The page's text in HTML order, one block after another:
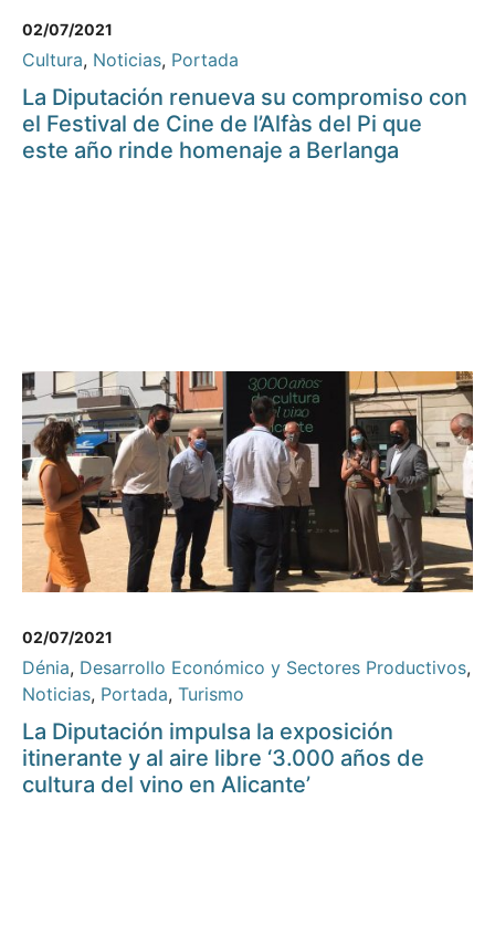
02/07/2021
Cultura, Noticias, Portada
La Diputación renueva su compromiso con
el Festival de Cine de l’Alfàs del Pi que
este año rinde homenaje a Berlanga
02/07/2021
Dénia, Desarrollo Económico y Sectores Productivos,
Noticias, Portada, Turismo
La Diputación impulsa la exposición
itinerante y al aire libre ‘3.000 años de
cultura del vino en Alicante’